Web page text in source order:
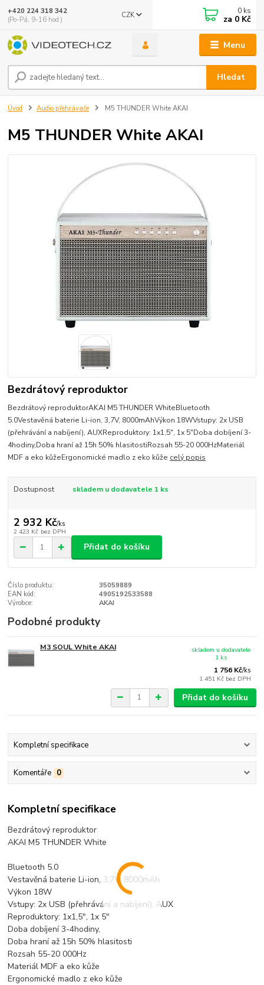
Menu
CZK
Hledat
+420 224 318 342
(Po-Pá, 9-16 hod.)
0 ks
za 0 Kč
Úvod Audio přehrávače M5 THUNDER White AKAI
M5 THUNDER White AKAI
Bezdrátový reproduktor
Bezdrátový reproduktorAKAI M5 THUNDER WhiteBluetooth
5.0Vestavěná baterie Li-ion, 3,7V, 8000mAhVýkon 18WVstupy: 2x USB
(přehrávání a nabíjení), AUXReproduktory: 1x1,5", 1x 5"Doba dobíjení 3-
4hodiny,Doba hraní až 15h 50% hlasitostiRozsah 55-20 000HzMateriál
MDF a eko kůžeErgonomické madlo z eko kůže celý popis
Dostupnost skladem u dodavatele 1 ks
2 932 Kč/ks
2 423 Kč bez DPH
Přidat do košíku
Číslo produktu:
35059889
EAN kód:
4905192533588
Výrobce:
AKAI
Podobné produkty
M3 SOUL White AKAI
1 756 Kč/ks
1 451 Kč bez DPH
skladem u dodavatele
1 ks
Přidat do košíku
Kompletní specifikace
Komentáře 0
Kompletní specifikace
Bezdrátový reproduktor
AKAI M5 THUNDER White
Bluetooth 5.0
Vestavěná baterie Li-ion, 3,7V, 8000mAh
Výkon 18W
Vstupy: 2x USB (přehrávání a nabíjení), AUX
Reproduktory: 1x1,5", 1x 5"
Doba dobíjení 3-4hodiny,
Doba hraní až 15h 50% hlasitosti
Rozsah 55-20 000Hz
Materiál MDF a eko kůže
Ergonomické madlo z eko kůže